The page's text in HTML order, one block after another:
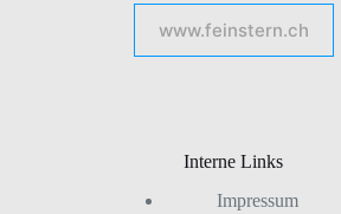
www.feinstern.ch
Interne Links
Impressum